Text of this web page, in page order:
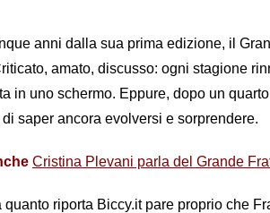
anni dalla sua prima edizione, il
amato, discusso: ogni stagione
in uno schermo. Eppure, dopo un
saper ancora evolversi e sorprendere.
Cristina Plevani parla del Grande
quanto riporta Biccy.it pare proprio che